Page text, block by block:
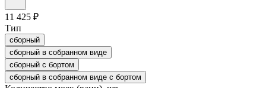
11 425 ₽
Тип
сборный
сборный в собранном виде
сборный с бортом
сборный в собранном виде с бортом